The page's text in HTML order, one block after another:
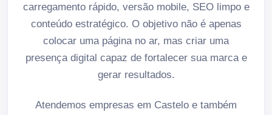
carregamento rápido, versão mobile, SEO limpo e
conteúdo estratégico. O objetivo não é apenas
colocar uma página no ar, mas criar uma
presença digital capaz de fortalecer sua marca e
gerar resultados.
Atendemos empresas em Castelo e também